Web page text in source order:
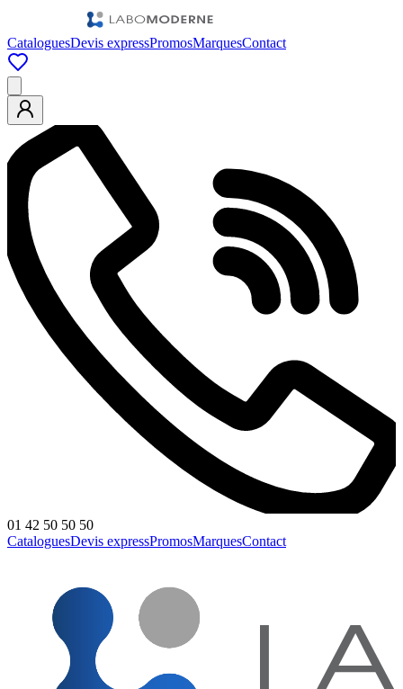
CataloguesDevis expressPromosMarquesContact
01 42 50 50 50
CataloguesDevis expressPromosMarquesContact